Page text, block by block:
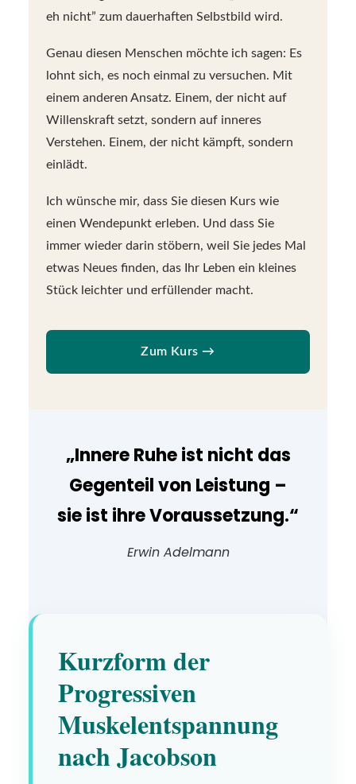
eh nicht” zum dauerhaften Selbstbild wird.
Genau diesen Menschen möchte ich sagen: Es
lohnt sich, es noch einmal zu versuchen. Mit
einem anderen Ansatz. Einem, der nicht auf
Willenskraft setzt, sondern auf inneres
Verstehen. Einem, der nicht kämpft, sondern
einlädt.
Ich wünsche mir, dass Sie diesen Kurs wie
einen Wendepunkt erleben. Und dass Sie
immer wieder darin stöbern, weil Sie jedes Mal
etwas Neues finden, das Ihr Leben ein kleines
Stück leichter und erfüllender macht.
Zum Kurs →
„Innere Ruhe ist nicht das
Gegenteil von Leistung –
sie ist ihre Voraussetzung.“
Erwin Adelmann
Kurzform der
Progressiven
Muskelentspannung
nach Jacobson